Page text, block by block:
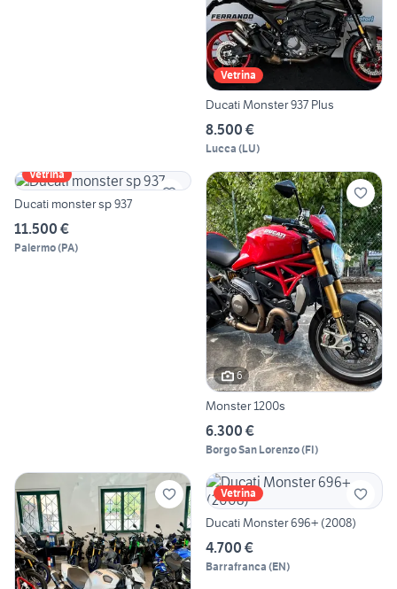
Vetrina
Ducati Monster 937 Plus
8.500 €
Lucca (LU)
Vetrina
Ducati monster sp 937
11.500 €
Palermo(PA)
6
Monster 1200s
6.300 €
Borgo San Lorenzo(FI)
Vetrina
Ducati Monster 696+ (2008)
4.700 €
Barrafranca (EN)